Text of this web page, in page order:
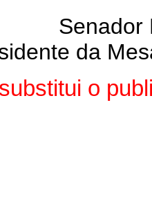
Senador
da
o